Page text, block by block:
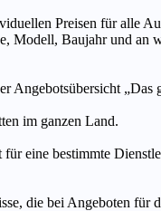
Preisen für alle
Modell, Baujahr und an
Angebotsübersicht „Das
im ganzen Land.
eine bestimmte
die bei Angeboten für